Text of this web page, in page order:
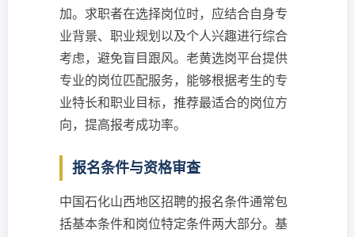
加。求职者在选择岗位时，应结合自身专
业背景、职业规划以及个人兴趣进行综合
考虑，避免盲目跟风。老黄选岗平台提供
专业的岗位匹配服务，能够根据考生的专
业特长和职业目标，推荐最适合的岗位方
向，提高报考成功率。
报名条件与资格审查
中国石化山西地区招聘的报名条件通常包
括基本条件和岗位特定条件两大部分。基